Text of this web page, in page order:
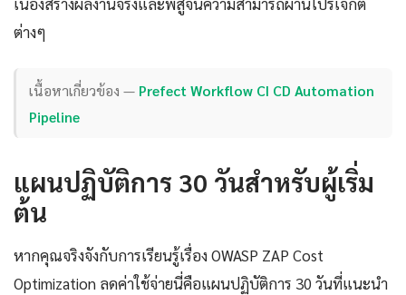
ต่างๆ
เนื้อหาเกี่ยวข้อง — Prefect Workflow CI CD Automation
Pipeline
แผนปฏิบัติการ 30 วันสำหรับผู้เริ่ม
ต้น
หากคุณจริงจังกับการเรียนรู้เรื่อง OWASP ZAP Cost
Optimization ลดค่าใช้จ่ายนี่คือแผนปฏิบัติการ 30 วันที่แนะนำ